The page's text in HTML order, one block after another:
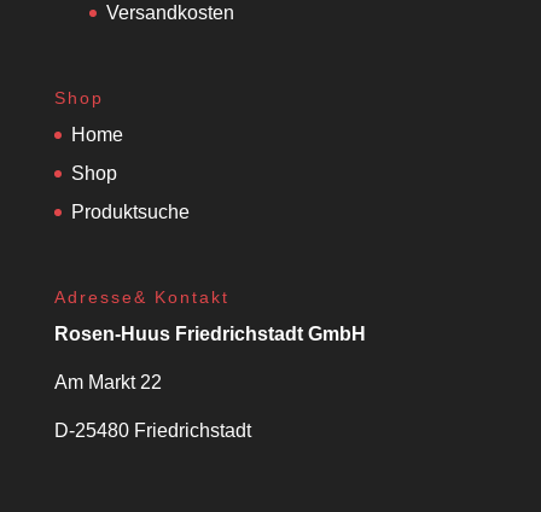
Versandkosten
Shop
Home
Shop
Produktsuche
Adresse& Kontakt
Rosen-Huus Friedrichstadt GmbH
Am Markt 22
D-25480 Friedrichstadt